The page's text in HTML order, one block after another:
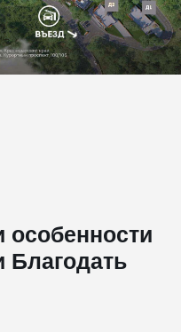
особенности
Благодать